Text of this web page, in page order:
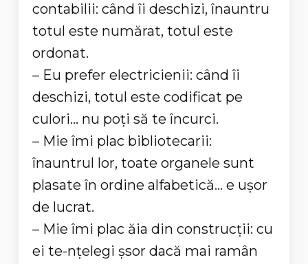
contabilii: când îi deschizi, înauntru
totul este numărat, totul este
ordonat.
– Eu prefer electricienii: când îi
deschizi, totul este codificat pe
culori... nu poţi să te încurci.
– Mie îmi plac bibliotecarii:
înauntrul lor, toate organele sunt
plasate în ordine alfabetică... e uşor
de lucrat.
– Mie îmi plac ăia din construcţii: cu
ei te-nţelegi şsor dacă mai ramân